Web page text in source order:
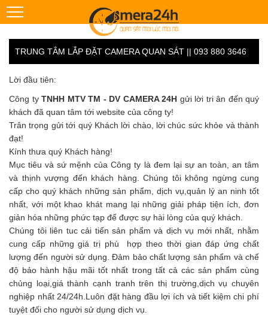
TRUNG TÂM LẮP ĐẶT CAMERA QUAN SÁT || 093 880 3646
Lời đầu tiên:
Công ty TNHH MTV TM - DV CAMERA 24H gửi lời tri ân đến quý
khách đã quan tâm tới website của công ty!
Trân trọng gửi tới quý Khách lời chào, lời chúc sức khỏe và thành
đạt!
Kính thưa quý Khách hàng!
Mục tiêu và sứ mệnh của Công ty là đem lại sự an toàn, an tâm
và thịnh vượng đến khách hàng. Chúng tôi không ngừng cung
cấp cho quý khách những sản phẩm, dịch vụ,quản lý an ninh tốt
nhất, với một khao khát mang lại những giải pháp tiện ích, đơn
giản hóa những phức tạp để được sự hài lòng của quý khách.
Chúng tôi liên tuc cải tiến sản phẩm và dịch vụ mới nhất, nhằm
cung cấp những giá trị phù hợp theo thời gian đáp ứng chất
lượng đến người sử dụng. Đảm bảo chất lượng sản phẩm và chế
độ bảo hành hậu mãi tốt nhất trong tất cả các sản phẩm cùng
chủng loại,giá thành cạnh tranh trên thị trường,dịch vụ chuyên
nghiệp nhất 24/24h.Luôn đặt hàng đầu lợi ích và tiết kiệm chi phí
tuyệt đối cho người sử dụng dịch vụ.